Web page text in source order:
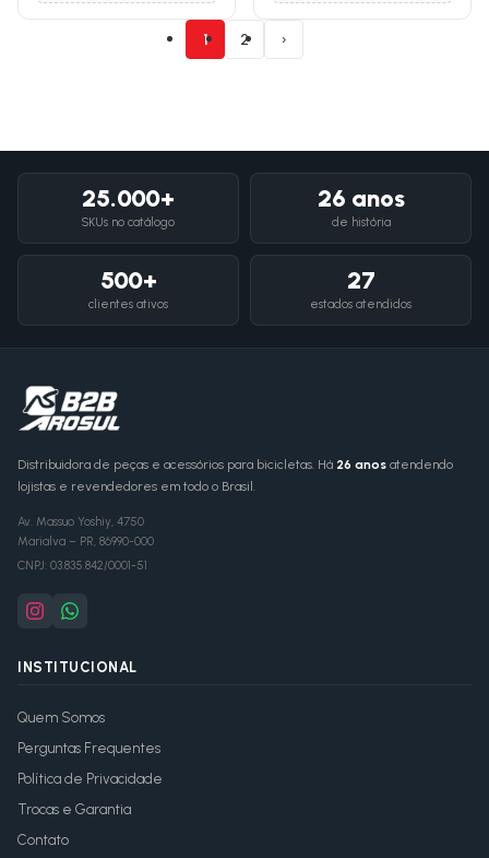
1 2 ›
25.000+
SKUs no catálogo
26 anos
de história
500+
clientes ativos
27
estados atendidos
Distribuidora de peças e acessórios para bicicletas. Há 26 anos atendendo
lojistas e revendedores em todo o Brasil.
Av. Massuo Yoshiy, 4750
Marialva – PR, 86990-000
CNPJ: 03.835.842/0001-51
INSTITUCIONAL
Quem Somos
Perguntas Frequentes
Política de Privacidade
Trocas e Garantia
Contato